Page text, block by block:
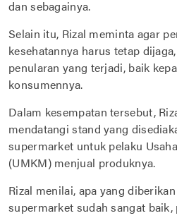
dan sebagainya.
Selain itu, Rizal meminta agar
kesehatannya harus tetap
penularan yang terjadi, baik
konsumennya.
Dalam kesempatan tersebut,
mendatangi stand yang
supermarket untuk pelaku
(UMKM) menjual produknya.
Rizal menilai, apa yang
supermarket sudah sangat